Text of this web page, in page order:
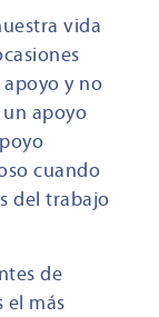
vida
apoyo y no
un apoyo
cuando
del trabajo
de
el más